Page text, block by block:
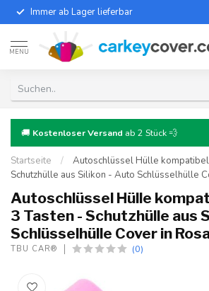
Immer ab Lager lieferbar
MENU
🚚 Kostenloser Versand ab 2 Stück 💨
Startseite /
Autoschlüssel Hülle
Schutzhülle aus Silikon - Auto Schlüsselhülle
Autoschlüssel Hülle
3 Tasten - Schutzhülle aus
Schlüsselhülle Cover in
TBU CAR® (0)